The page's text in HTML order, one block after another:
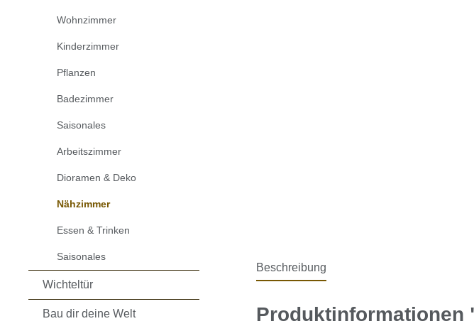
Wohnzimmer
Kinderzimmer
Pflanzen
Badezimmer
Saisonales
Arbeitszimmer
Dioramen & Deko
Nähzimmer
Essen & Trinken
Saisonales
Wichteltür
Bau dir deine Welt
Beschreibung